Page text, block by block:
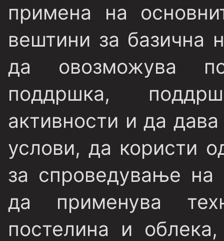
примена на
вештини за базична
да овозможува
поддршка,
активности и да
услови, да користи
за спроведување на
да применува
постелина и